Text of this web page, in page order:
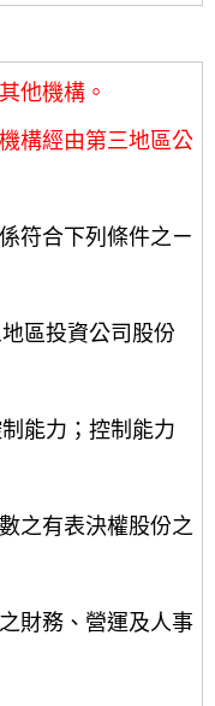
他機構。
構經由第三地區公
符合下列條件之ㄧ
區投資公司股份
能力；控制能力
之有表決權股份之
財務、營運及人事